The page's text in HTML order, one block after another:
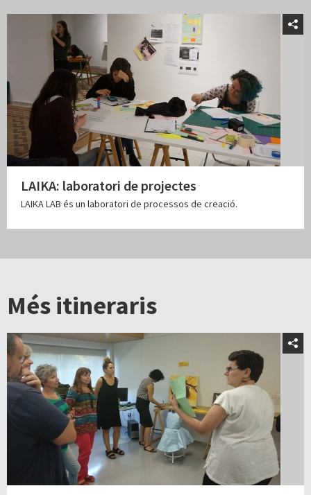
LAIKA: laboratori de projectes
LAIKA LAB és un laboratori de processos de creació.
Més itineraris